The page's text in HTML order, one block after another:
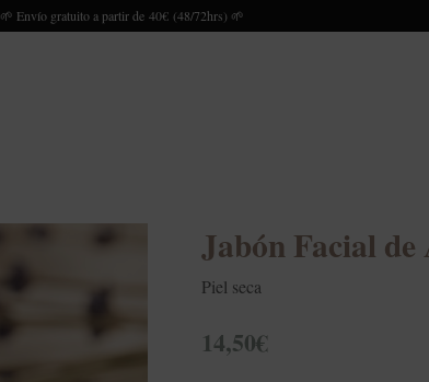
🌱 Envío gratuito a partir de 40€ (48/72hrs) 🌱
Jabón Facial
Piel seca
14,50€